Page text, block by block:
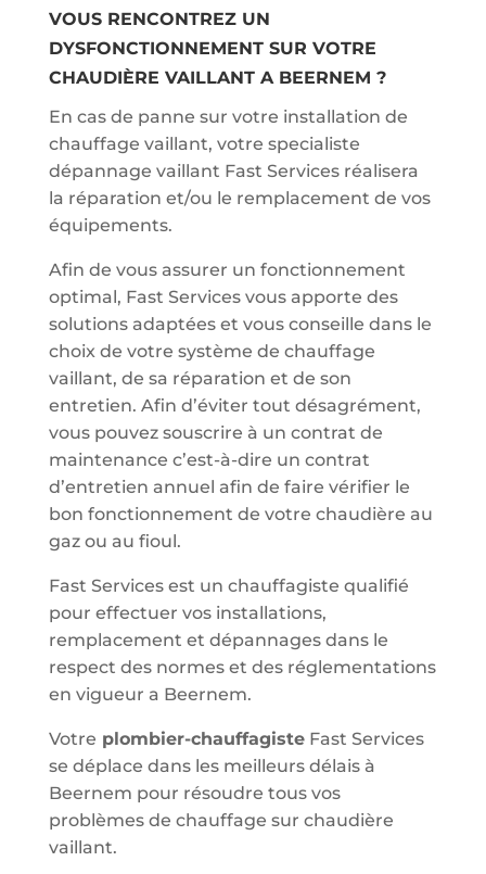
VOUS RENCONTREZ UN
DYSFONCTIONNEMENT SUR VOTRE
CHAUDIÈRE VAILLANT A BEERNEM ?
En cas de panne sur votre installation de
chauffage vaillant, votre specialiste
dépannage vaillant Fast Services réalisera
la réparation et/ou le remplacement de vos
équipements.
Afin de vous assurer un fonctionnement
optimal, Fast Services vous apporte des
solutions adaptées et vous conseille dans le
choix de votre système de chauffage
vaillant, de sa réparation et de son
entretien. Afin d’éviter tout désagrément,
vous pouvez souscrire à un contrat de
maintenance c’est-à-dire un contrat
d’entretien annuel afin de faire vérifier le
bon fonctionnement de votre chaudière au
gaz ou au fioul.
Fast Services est un chauffagiste qualifié
pour effectuer vos installations,
remplacement et dépannages dans le
respect des normes et des réglementations
en vigueur a Beernem.
Votre plombier-chauffagisteFast Services
se déplace dans les meilleurs délais à
Beernem pour résoudre tous vos
problèmes de chauffage sur chaudière
vaillant.